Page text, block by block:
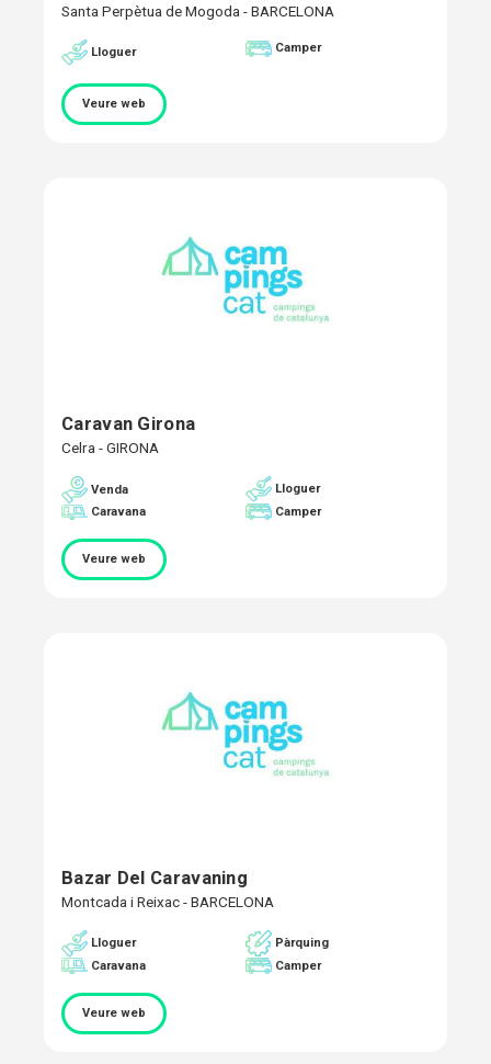
Santa Perpètua de Mogoda - BARCELONA
Lloguer Camper
Veure web
Caravan Girona
Celra - GIRONA
Venda
Lloguer
Caravana
Camper
Veure web
Bazar Del Caravaning
Montcada i Reixac - BARCELONA
Lloguer
Pàrquing
Caravana
Camper
Veure web